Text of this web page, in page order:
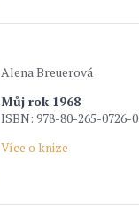
Alena Breuerová
Můj rok 1968
ISBN: 978-80-265-0726-0
Více o knize